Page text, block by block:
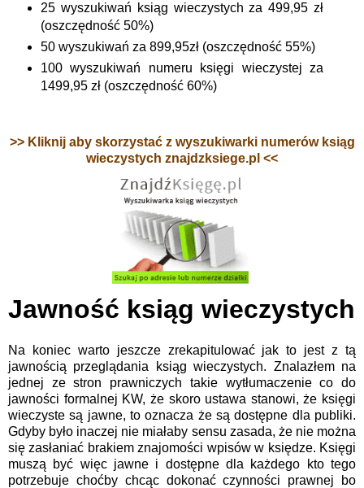
25 wyszukiwań ksiąg wieczystych za 499,95 zł
(oszczędność 50%)
50 wyszukiwań za 899,95zł (oszczędność 55%)
100 wyszukiwań numeru księgi wieczystej za
1499,95 zł (oszczędność 60%)
>> Kliknij aby skorzystać z wyszukiwarki numerów ksiąg
wieczystych znajdzksiege.pl <<
Jawność ksiąg wieczystych
Na koniec warto jeszcze zrekapitulować jak to jest z tą
jawnością przeglądania ksiąg wieczystych. Znalazłem na
jednej ze stron prawniczych takie wytłumaczenie co do
jawności formalnej KW, że skoro ustawa stanowi, że księgi
wieczyste są jawne, to oznacza że są dostępne dla publiki.
Gdyby było inaczej nie miałaby sensu zasada, że nie można
się zasłaniać brakiem znajomości wpisów w księdze. Księgi
muszą być więc jawne i dostępne dla każdego kto tego
potrzebuje choćby chcąc dokonać czynności prawnej bo